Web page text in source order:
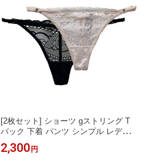
[2枚セット] ショーツ gストリング T
バック 下着 パンツ シンプル レディ
ース サイドストリング ひびかない パ
ンティー ランジェリー 締め付けない
2,300 円